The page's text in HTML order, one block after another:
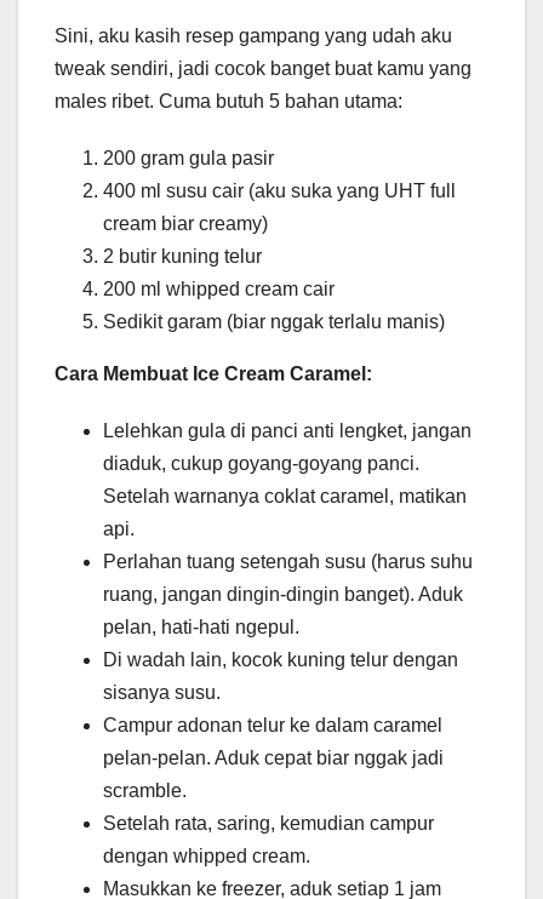
Sini, aku kasih resep gampang yang udah aku
tweak sendiri, jadi cocok banget buat kamu yang
males ribet. Cuma butuh 5 bahan utama:
200 gram gula pasir
400 ml susu cair (aku suka yang UHT full
cream biar creamy)
2 butir kuning telur
200 ml whipped cream cair
Sedikit garam (biar nggak terlalu manis)
Cara Membuat Ice Cream Caramel:
Lelehkan gula di panci anti lengket, jangan
diaduk, cukup goyang-goyang panci.
Setelah warnanya coklat caramel, matikan
api.
Perlahan tuang setengah susu (harus suhu
ruang, jangan dingin-dingin banget). Aduk
pelan, hati-hati ngepul.
Di wadah lain, kocok kuning telur dengan
sisanya susu.
Campur adonan telur ke dalam caramel
pelan-pelan. Aduk cepat biar nggak jadi
scramble.
Setelah rata, saring, kemudian campur
dengan whipped cream.
Masukkan ke freezer, aduk setiap 1 jam